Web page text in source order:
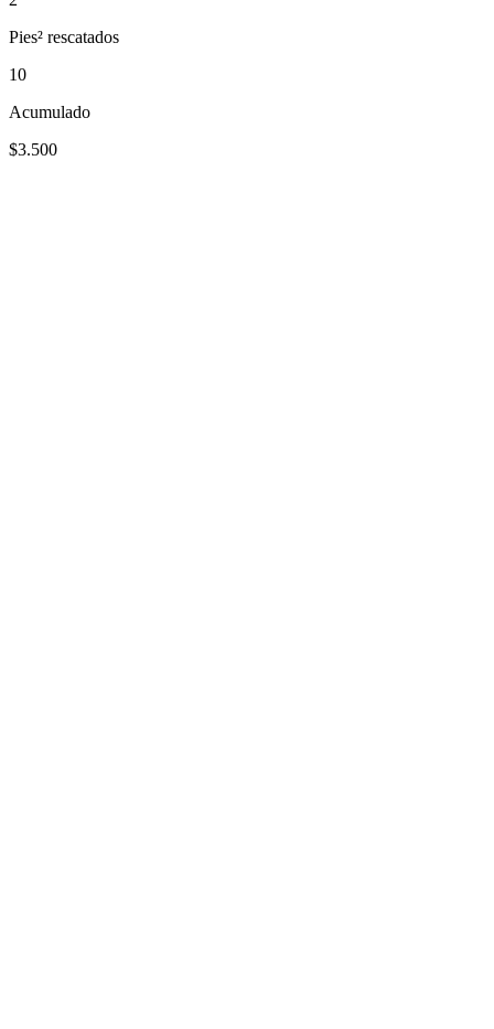
Pies² rescatados
10
Acumulado
$3.500